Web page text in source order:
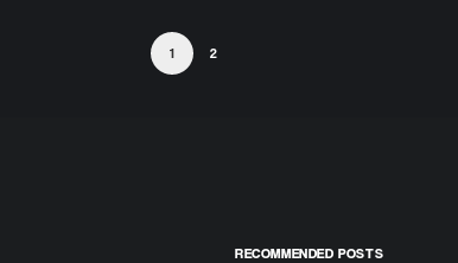
1 2
RECOMMENDED POSTS